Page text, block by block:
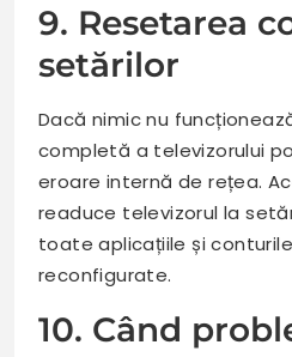
9. Resetarea
setărilor
Dacă nimic nu
completă a televizorului
eroare internă de rețea.
readuce televizorul la
toate aplicațiile și
reconfigurate.
10. Când